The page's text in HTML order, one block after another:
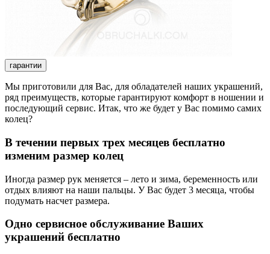
гарантии
Мы приготовили для Вас, для обладателей наших украшений,
ряд преимуществ, которые гарантируют комфорт в ношении и
последующий сервис. Итак, что же будет у Вас помимо самих
колец?
В течении первых трех месяцев бесплатно
изменим размер колец
Иногда размер рук меняется – лето и зима, беременность или
отдых влияют на наши пальцы. У Вас будет 3 месяца, чтобы
подумать насчет размера.
Одно сервисное обслуживание Ваших
украшений бесплатно